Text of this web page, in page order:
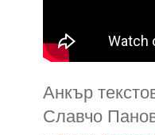
Анкър
Славчо